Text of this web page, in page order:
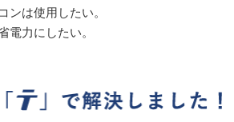
ンは使用したい。
電力にしたい。